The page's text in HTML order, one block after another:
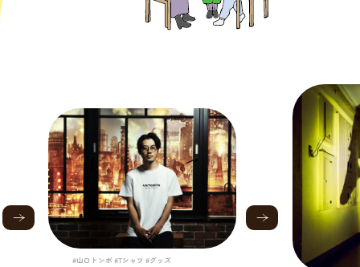
#山口トンボ #Tシャツ #グッズ